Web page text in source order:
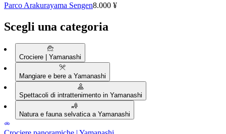
Parco Arakurayama Sengen8.000 ¥
Scegli una categoria
Crociere | Yamanashi
Mangiare e bere a Yamanashi
Spettacoli di intrattenimento in Yamanashi
Natura e fauna selvatica a Yamanashi